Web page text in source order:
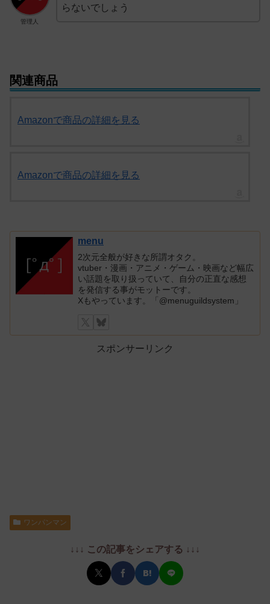
管理人
らないでしょう
関連商品
Amazonで商品の詳細を見る
Amazonで商品の詳細を見る
menu
2次元全般が好きな所謂オタク。
vtuber・漫画・アニメ・ゲーム・映画など幅広
い話題を取り扱っていて、自分の正直な感想
を発信する事がモットーです。
Xもやっています。「@menuguildsystem」
スポンサーリンク
ワンパンマン
↓↓↓ この記事をシェアする ↓↓↓